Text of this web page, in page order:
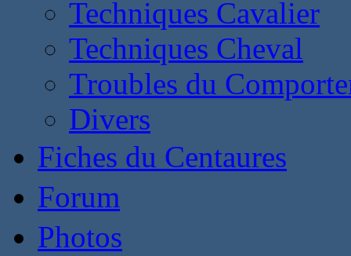
Techniques Cavalier
Techniques Cheval
Troubles du
Divers
Fiches du Centaures
Forum
Photos